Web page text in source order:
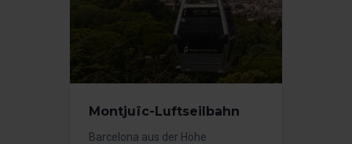
Montjuïc-Luftseilbahn
Barcelona aus der Höhe